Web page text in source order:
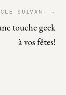
SUIVANT →
touche geek
à vos fêtes!